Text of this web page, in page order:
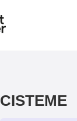
CISTEME